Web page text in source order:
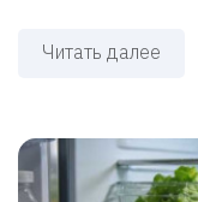
Читать далее